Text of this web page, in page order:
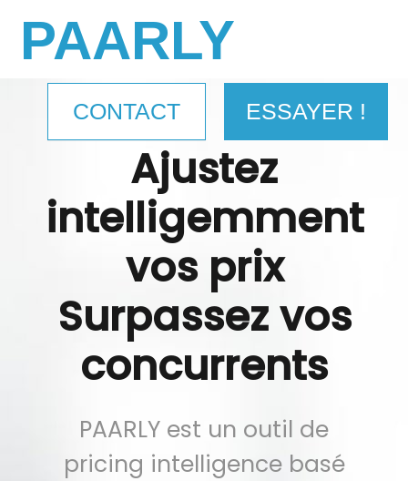
PAARLY
ESSAYER !
CONTACT
Ajustez
intelligemment
vos prix
Surpassez vos
concurrents
PAARLY est un outil de
pricing intelligence basé